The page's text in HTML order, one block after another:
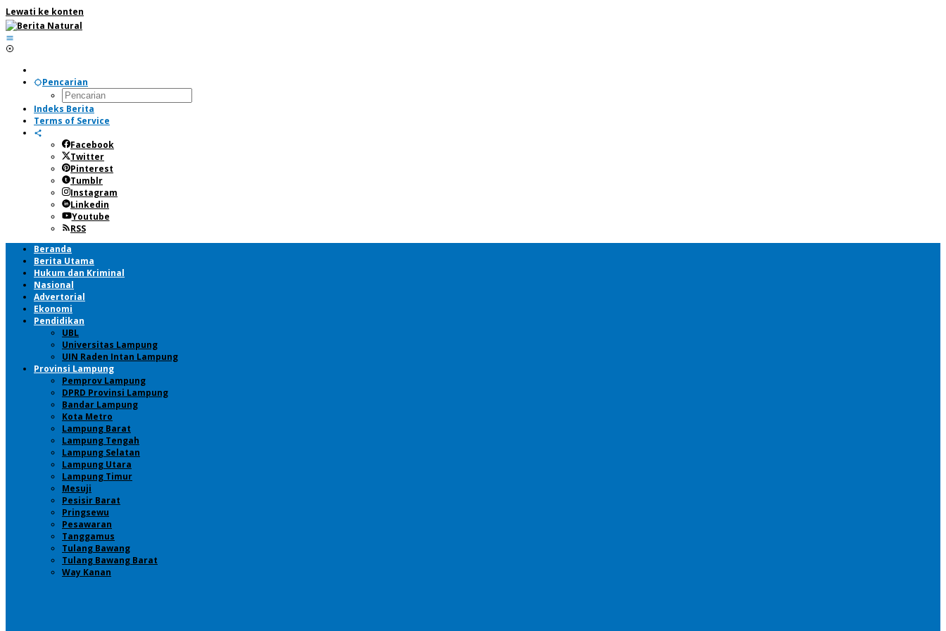
Lewati ke konten
Pencarian
Indeks Berita
Terms of Service
Facebook
Twitter
Pinterest
Tumblr
Instagram
Linkedin
Youtube
RSS
Beranda
Berita Utama
Hukum dan Kriminal
Nasional
Advertorial
Ekonomi
Pendidikan
UBL
Universitas Lampung
UIN Raden Intan Lampung
Provinsi Lampung
Pemprov Lampung
DPRD Provinsi Lampung
Bandar Lampung
Kota Metro
Lampung Barat
Lampung Tengah
Lampung Selatan
Lampung Utara
Lampung Timur
Mesuji
Pesisir Barat
Pringsewu
Pesawaran
Tanggamus
Tulang Bawang
Tulang Bawang Barat
Way Kanan